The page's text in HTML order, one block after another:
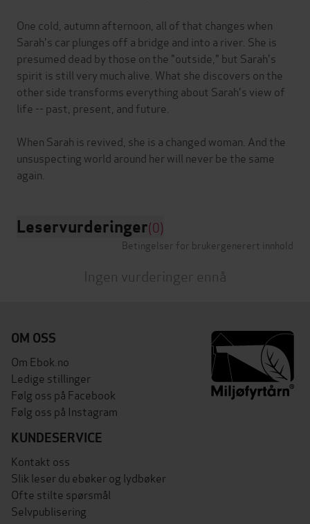
One cold, autumn afternoon, all of that changes when
Sarah's car plunges off a bridge and into a river. She is
presumed dead by those on the "outside," but Sarah's
spirit is still very much alive. What she discovers on the
other side transforms everything about Sarah's view of
life -- past, present, and future.
When Sarah is revived, she is a changed woman. And the
unsuspecting world around her will never be the same
Leservurderinger(0)
Betingelser for brukergenerert innhold
Ingen vurderinger ennå
OM OSS
Om Ebok.no
Ledige stillinger
Følg oss på Facebook
Følg oss på Instagram
KUNDESERVICE
Kontakt oss
Slik leser du ebøker og lydbøker
Ofte stilte spørsmål
Selvpublisering